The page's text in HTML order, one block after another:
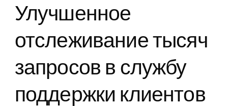
Улучшенное
отслеживание тысяч
запросов в службу
поддержки клиентов